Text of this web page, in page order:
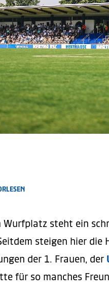
Wurfplatz steht ein
steigen hier die
der 1. Frauen, der
für so manches